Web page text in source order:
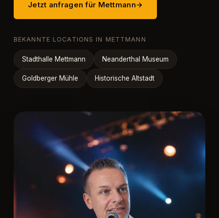
Jetzt anfragen für Mettmann→
BEKANNTE LOCATIONS IN METTMANN
Stadthalle Mettmann Neanderthal Museum
Goldberger Mühle Historische Altstadt